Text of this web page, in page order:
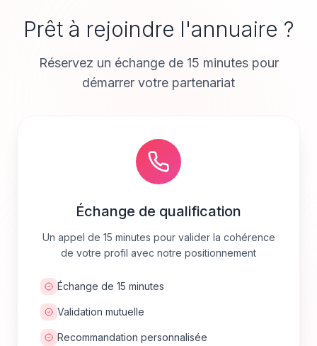
Prêt à rejoindre l'annuaire ?
Réservez un échange de 15 minutes pour
démarrer votre partenariat
Échange de qualification
Un appel de 15 minutes pour valider la cohérence
de votre profil avec notre positionnement
Échange de 15 minutes
Validation mutuelle
Recommandation personnalisée